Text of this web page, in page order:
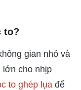
to?
gian nhỏ và
lớn cho nhịp
to ghép lụa để